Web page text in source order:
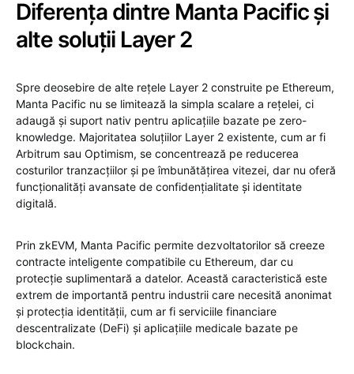
Diferența dintre Manta Pacific și
alte soluții Layer 2
Spre deosebire de alte rețele Layer 2 construite pe Ethereum,
Manta Pacific nu se limitează la simpla scalare a rețelei, ci
adaugă și suport nativ pentru aplicațiile bazate pe zero-
knowledge. Majoritatea soluțiilor Layer 2 existente, cum ar fi
Arbitrum sau Optimism, se concentrează pe reducerea
costurilor tranzacțiilor și pe îmbunătățirea vitezei, dar nu oferă
funcționalități avansate de confidențialitate și identitate
digitală.
Prin zkEVM, Manta Pacific permite dezvoltatorilor să creeze
contracte inteligente compatibile cu Ethereum, dar cu
protecție suplimentară a datelor. Această caracteristică este
extrem de importantă pentru industrii care necesită anonimat
și protecția identității, cum ar fi serviciile financiare
descentralizate (DeFi) și aplicațiile medicale bazate pe
blockchain.